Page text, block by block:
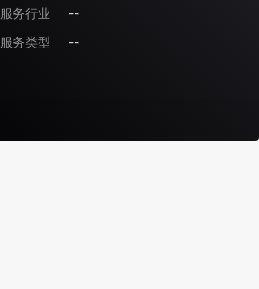
服务行业
--
服务类型
--